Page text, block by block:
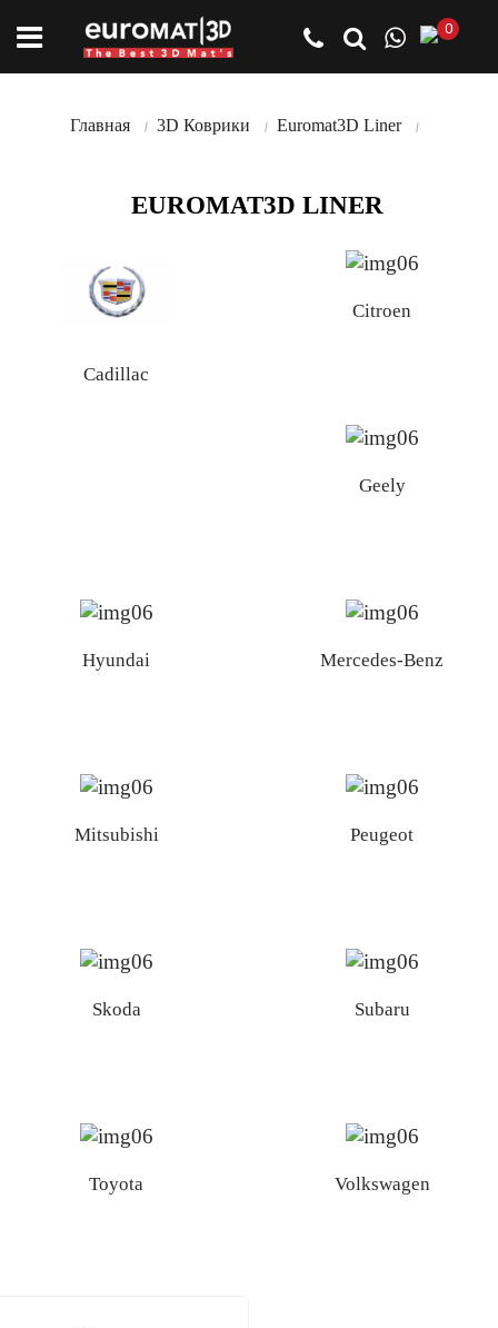
0
Главная 3D Коврики Euromat3D Liner
EUROMAT3D LINER
Cadillac
Citroen
Geely
Hyundai Mercedes-Benz
Mitsubishi Peugeot
Skoda Subaru
Toyota Volkswagen